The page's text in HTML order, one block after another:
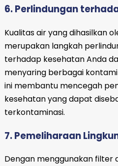
6. Perlindungan
Kualitas air yang dihasilkan
merupakan langkah
terhadap kesehatan Anda
menyaring berbagai
ini membantu mencegah
kesehatan yang dapat
terkontaminasi.
7. Pemeliharaan
Dengan menggunakan filter